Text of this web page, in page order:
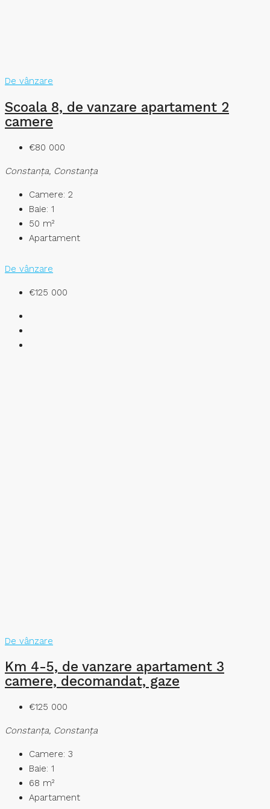
De vânzare
Scoala 8, de vanzare apartament 2
camere
€80 000
Constanţa, Constanța
Camere: 2
Baie: 1
50 m²
Apartament
De vânzare
€125 000
De vânzare
Km 4-5, de vanzare apartament 3
camere, decomandat, gaze
€125 000
Constanţa, Constanța
Camere: 3
Baie: 1
68 m²
Apartament